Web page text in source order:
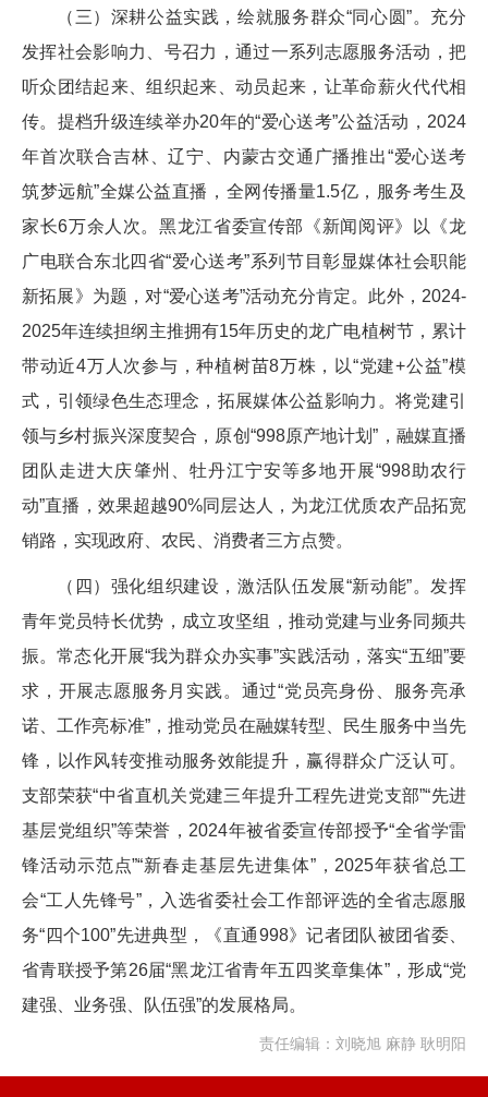
（三）深耕公益实践，绘就服务群众“同心圆”。充分
发挥社会影响力、号召力，通过一系列志愿服务活动，把
听众团结起来、组织起来、动员起来，让革命薪火代代相
传。提档升级连续举办20年的“爱心送考”公益活动，2024
年首次联合吉林、辽宁、内蒙古交通广播推出“爱心送考
筑梦远航”全媒公益直播，全网传播量1.5亿，服务考生及
家长6万余人次。黑龙江省委宣传部《新闻阅评》以《龙
广电联合东北四省“爱心送考”系列节目彰显媒体社会职能
新拓展》为题，对“爱心送考”活动充分肯定。此外，2024-
2025年连续担纲主推拥有15年历史的龙广电植树节，累计
带动近4万人次参与，种植树苗8万株，以“党建+公益”模
式，引领绿色生态理念，拓展媒体公益影响力。将党建引
领与乡村振兴深度契合，原创“998原产地计划”，融媒直播
团队走进大庆肇州、牡丹江宁安等多地开展“998助农行
动”直播，效果超越90%同层达人，为龙江优质农产品拓宽
销路，实现政府、农民、消费者三方点赞。
（四）强化组织建设，激活队伍发展“新动能”。发挥
青年党员特长优势，成立攻坚组，推动党建与业务同频共
振。常态化开展“我为群众办实事”实践活动，落实“五细”要
求，开展志愿服务月实践。通过“党员亮身份、服务亮承
诺、工作亮标准”，推动党员在融媒转型、民生服务中当先
锋，以作风转变推动服务效能提升，赢得群众广泛认可。
支部荣获“中省直机关党建三年提升工程先进党支部”“先进
基层党组织”等荣誉，2024年被省委宣传部授予“全省学雷
锋活动示范点”“新春走基层先进集体”，2025年获省总工
会“工人先锋号”，入选省委社会工作部评选的全省志愿服
务“四个100”先进典型，《直通998》记者团队被团省委、
省青联授予第26届“黑龙江省青年五四奖章集体”，形成“党
建强、业务强、队伍强”的发展格局。
责任编辑：刘晓旭 麻静 耿明阳